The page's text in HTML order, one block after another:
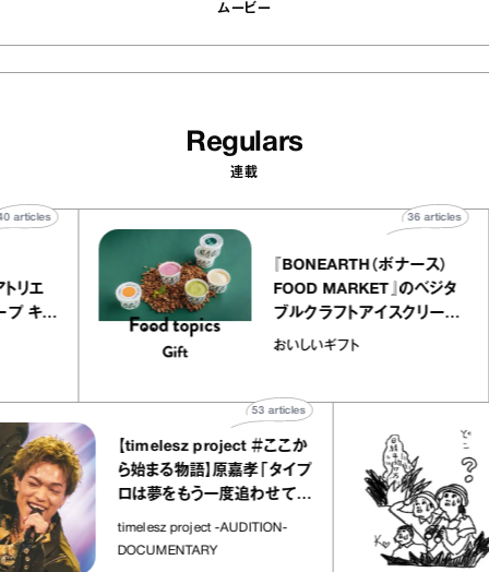
ムービー
Regulars
連載
ー アトリエ
クレープ キャ
40 articles
『BONEARTH（ボナース）
FOOD MARKET』のベジ
ブルクラフトアイスクリー
｜真野知子の「おいしい
おいしいギフト
36
【timelesz project ＃ここか
ら始まる物語】原嘉孝「タイプ
ロは夢をもう一度追わせてく
れた場所」
timelesz project -AUDITION-
DOCUMENTARY
articles